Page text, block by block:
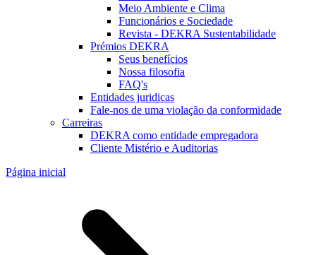
Meio Ambiente e Clima
Funcionários e Sociedade
Revista - DEKRA Sustentabilidade
Prémios DEKRA
Seus benefícios
Nossa filosofia
FAQ's
Entidades juridicas
Fale-nos de uma violação da conformidade
Carreiras
DEKRA como entidade empregadora
Cliente Mistério e Auditorias
Página inicial